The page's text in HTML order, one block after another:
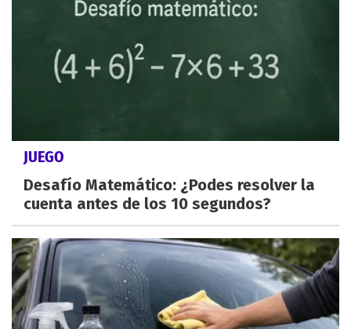
JUEGO
Desafío Matemático: ¿Podes resolver la
cuenta antes de los 10 segundos?